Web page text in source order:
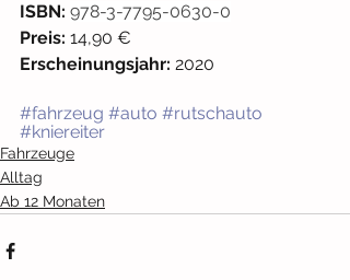
ISBN: 978-3-7795-0630-0
Preis: 14,90 €
Erscheinungsjahr: 2020
#fahrzeug #auto #rutschauto
#kniereiter
Fahrzeuge
Alltag
Ab 12 Monaten